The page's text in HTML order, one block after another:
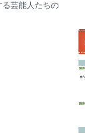
る芸能人たちの